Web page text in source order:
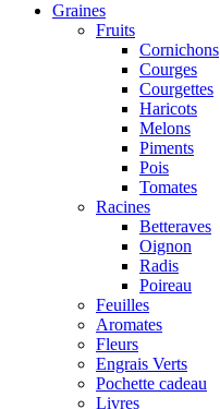
Graines
Fruits
Cornichons
Courges
Courgettes
Haricots
Melons
Piments
Pois
Tomates
Racines
Betteraves
Oignon
Radis
Poireau
Feuilles
Aromates
Fleurs
Engrais Verts
Pochette cadeau
Livres